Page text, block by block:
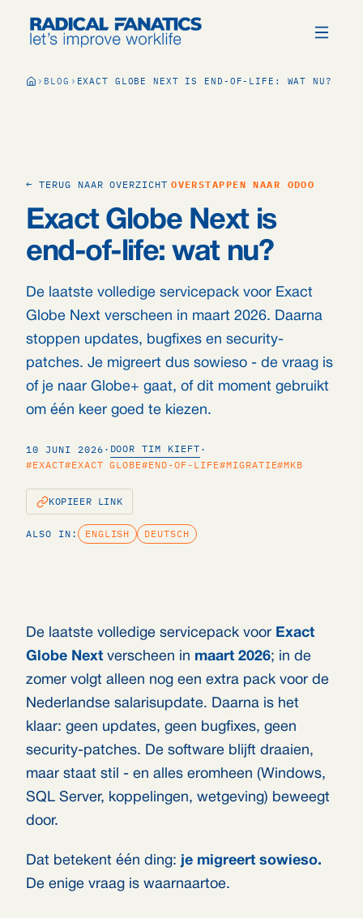
BLOG EXACT GLOBE NEXT IS END-OF-LIFE: WAT NU?
← TERUG NAAR OVERZICHT OVERSTAPPEN NAAR ODOO
Exact Globe Next is
end-of-life: wat nu?
De laatste volledige servicepack voor Exact
Globe Next verscheen in maart 2026. Daarna
stoppen updates, bugfixes en security-
patches. Je migreert dus sowieso - de vraag is
of je naar Globe+ gaat, of dit moment gebruikt
om één keer goed te kiezen.
10 JUNI 2026 · DOOR TIM KIEFT ·
#EXACT#EXACT GLOBE#END-OF-LIFE#MIGRATIE#MKB
KOPIEER LINK
ALSO IN: ENGLISH DEUTSCH
De laatste volledige servicepack voor Exact
Globe Next verscheen in maart 2026; in de
zomer volgt alleen nog een extra pack voor de
Nederlandse salarisupdate. Daarna is het
klaar: geen updates, geen bugfixes, geen
security-patches. De software blijft draaien,
maar staat stil - en alles eromheen (Windows,
SQL Server, koppelingen, wetgeving) beweegt
door.
Dat betekent één ding: je migreert sowieso.
De enige vraag is waarnaartoe.